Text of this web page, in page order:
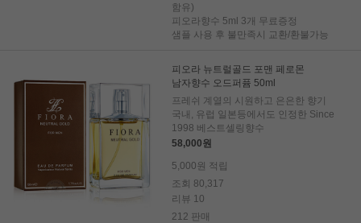
함유)
피오라향수 5ml 3개 무료증정
샘플 사용 후 불만족시 교환/환불가능
피오라 뉴트럴골드 포맨 페로몬
남자향수 오드퍼퓸 50ml
프레쉬 계열의 시원하고 은은한 향기
국내, 유럽 일본등에서도 인정한 Since
1998 베스트셀링향수
58,000원
5,000원 적립
조회 80,317
리뷰 10
212 판매